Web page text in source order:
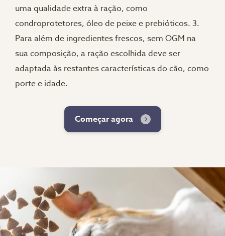
uma qualidade extra à ração, como
condroprotetores, óleo de peixe e prebióticos. 3.
Para além de ingredientes frescos, sem OGM na
sua composição, a ração escolhida deve ser
adaptada às restantes características do cão, como
porte e idade.
Começar agora